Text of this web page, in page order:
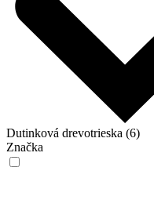
Dutinková drevotrieska (6)
Značka